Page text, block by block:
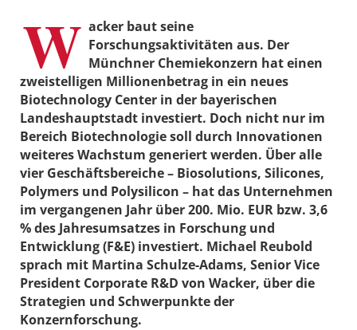
W acker baut seine
Forschungsaktivitäten aus. Der
Münchner Chemiekonzern hat einen
zweistelligen Millionenbetrag in ein neues
Biotechnology Center in der bayerischen
Landeshauptstadt investiert. Doch nicht nur im
Bereich Biotechnologie soll durch Innovationen
weiteres Wachstum generiert werden. Über alle
vier Geschäftsbereiche – Biosolutions, Silicones,
Polymers und Polysilicon – hat das Unternehmen
im vergangenen Jahr über 200. Mio. EUR bzw. 3,6
% des Jahresumsatzes in Forschung und
Entwicklung (F&E) investiert. Michael Reubold
sprach mit Martina Schulze-Adams, Senior Vice
President Corporate R&D von Wacker, über die
Strategien und Schwerpunkte der
Konzernforschung.